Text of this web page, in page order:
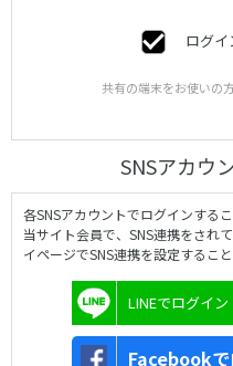
ログイ
共有の端末をお使いの
SNSアカウ
各SNSアカウントでログインするこ
当サイト会員で、SNS連携をされ
イページでSNS連携を設定すること
LINEでログイン
Facebookで